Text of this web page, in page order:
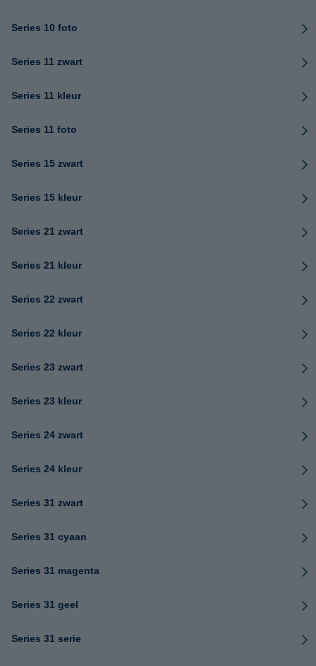
Series 10 foto
Series 11 zwart
Series 11 kleur
Series 11 foto
Series 15 zwart
Series 15 kleur
Series 21 zwart
Series 21 kleur
Series 22 zwart
Series 22 kleur
Series 23 zwart
Series 23 kleur
Series 24 zwart
Series 24 kleur
Series 31 zwart
Series 31 cyaan
Series 31 magenta
Series 31 geel
Series 31 serie